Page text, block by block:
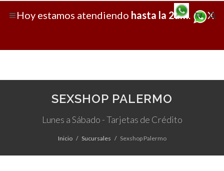
X
Hoy estamos atendiendo hasta la 2am.
SEXSHOP PALERMO
Lunes a Sábado - Tarjetas de Crédito
Inicio Sucursales Sexshop Palermo